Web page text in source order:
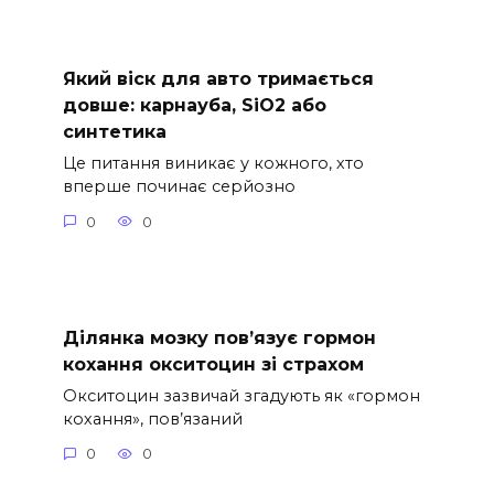
Який віск для авто тримається
довше: карнауба, SiO2 або
синтетика
Це питання виникає у кожного, хто
вперше починає серйозно
0 0
Ділянка мозку пов’язує гормон
кохання окситоцин зі страхом
Окситоцин зазвичай згадують як «гормон
кохання», пов’язаний
0 0